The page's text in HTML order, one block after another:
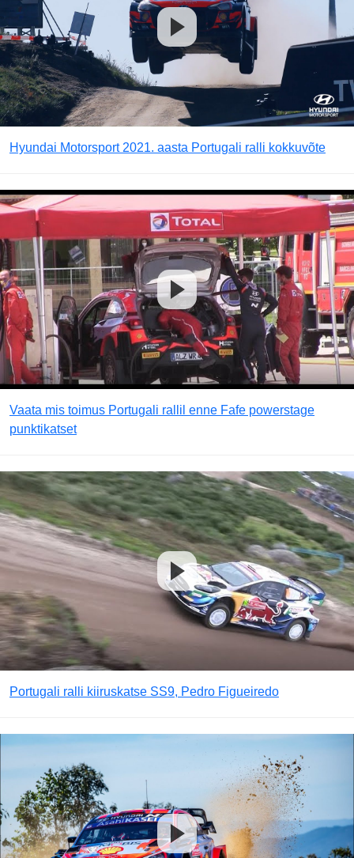
Hyundai Motorsport 2021. aasta Portugali ralli kokkuvõte
Vaata mis toimus Portugali rallil enne Fafe powerstage
punktikatset
Portugali ralli kiiruskatse SS9, Pedro Figueiredo